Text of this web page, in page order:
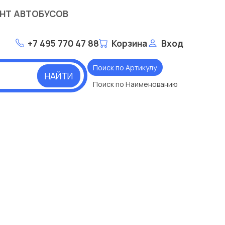
АВТОБУСОВ
+7 495 770 47 88 Корзина Вход
НАЙТИ
Поиск по Артикулу
Поиск по Наименованию